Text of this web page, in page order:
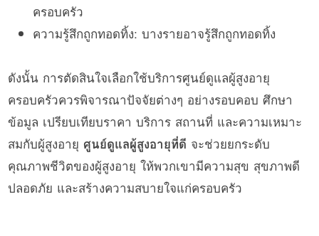
ครอบครัว
ความรู้สึกถูกทอดทิ้ง: บางรายอาจรู้สึกถูกทอดทิ้ง
ดังนั้น การตัดสินใจเลือกใช้บริการศูนย์ดูแลผู้สูงอายุ
ครอบครัวควรพิจารณาปัจจัยต่างๆ อย่างรอบคอบ ศึกษา
ข้อมูล เปรียบเทียบราคา บริการ สถานที่ และความเหมาะ
สมกับผู้สูงอายุ ศูนย์ดูแลผู้สูงอายุที่ดี จะช่วยยกระดับ
คุณภาพชีวิตของผู้สูงอายุ ให้พวกเขามีความสุข สุขภาพดี
ปลอดภัย และสร้างความสบายใจแก่ครอบครัว